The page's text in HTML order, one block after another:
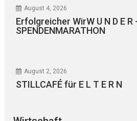
August 4, 2026
Erfolgreicher WirW U N D E R
SPENDENMARATHON
August 2, 2026
STILLCAFÉ für E L T E R N